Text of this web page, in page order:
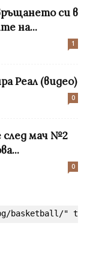
си в
на...
1
Реал (видео)
0
след мач №2
0
"